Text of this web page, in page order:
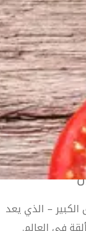
إلى
إلى
الحواس. أسواق
تنصهر مع
شواطئ مضيق
على مفترق
بالغرب.
– الذي يعد